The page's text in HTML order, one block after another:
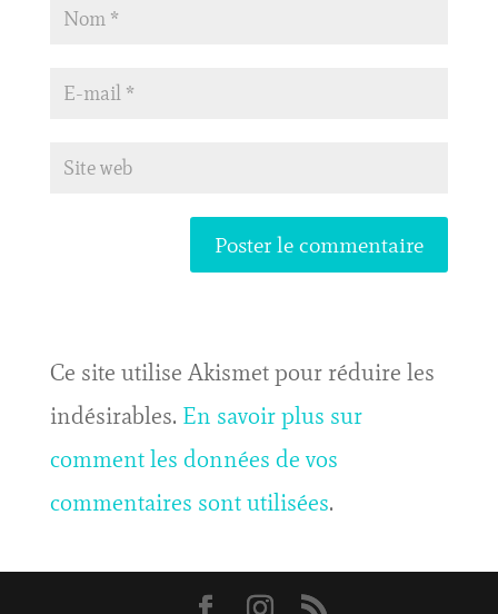
Ce site utilise Akismet pour réduire les
indésirables. En savoir plus sur
comment les données de vos
commentaires sont utilisées.